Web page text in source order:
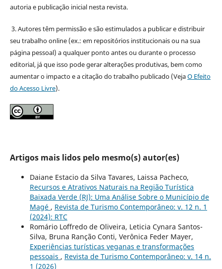
autoria e publicação inicial nesta revista.
3. Autores têm permissão e são estimulados a publicar e distribuir
seu trabalho online (ex.: em repositórios institucionais ou na sua
página pessoal) a qualquer ponto antes ou durante o processo
editorial, já que isso pode gerar alterações produtivas, bem como
aumentar o impacto e a citação do trabalho publicado (VejaO Efeito
do Acesso Livre).
Artigos mais lidos pelo mesmo(s) autor(es)
Daiane Estacio da Silva Tavares, Laissa Pacheco,
Recursos e Atrativos Naturais na Região Turística
Baixada Verde (RJ): Uma Análise Sobre o Município de
Magé , Revista de Turismo Contemporâneo: v. 12 n. 1
(2024): RTC
Romário Loffredo de Oliveira, Leticia Cynara Santos-
Silva, Bruna Ranção Conti, Verônica Feder Mayer,
Experiências turísticas veganas e transformações
pessoais , Revista de Turismo Contemporâneo: v. 14 n.
1 (2026)